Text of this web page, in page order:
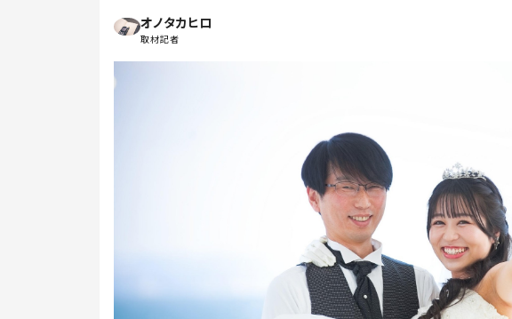
オノタカヒロ
取材記者